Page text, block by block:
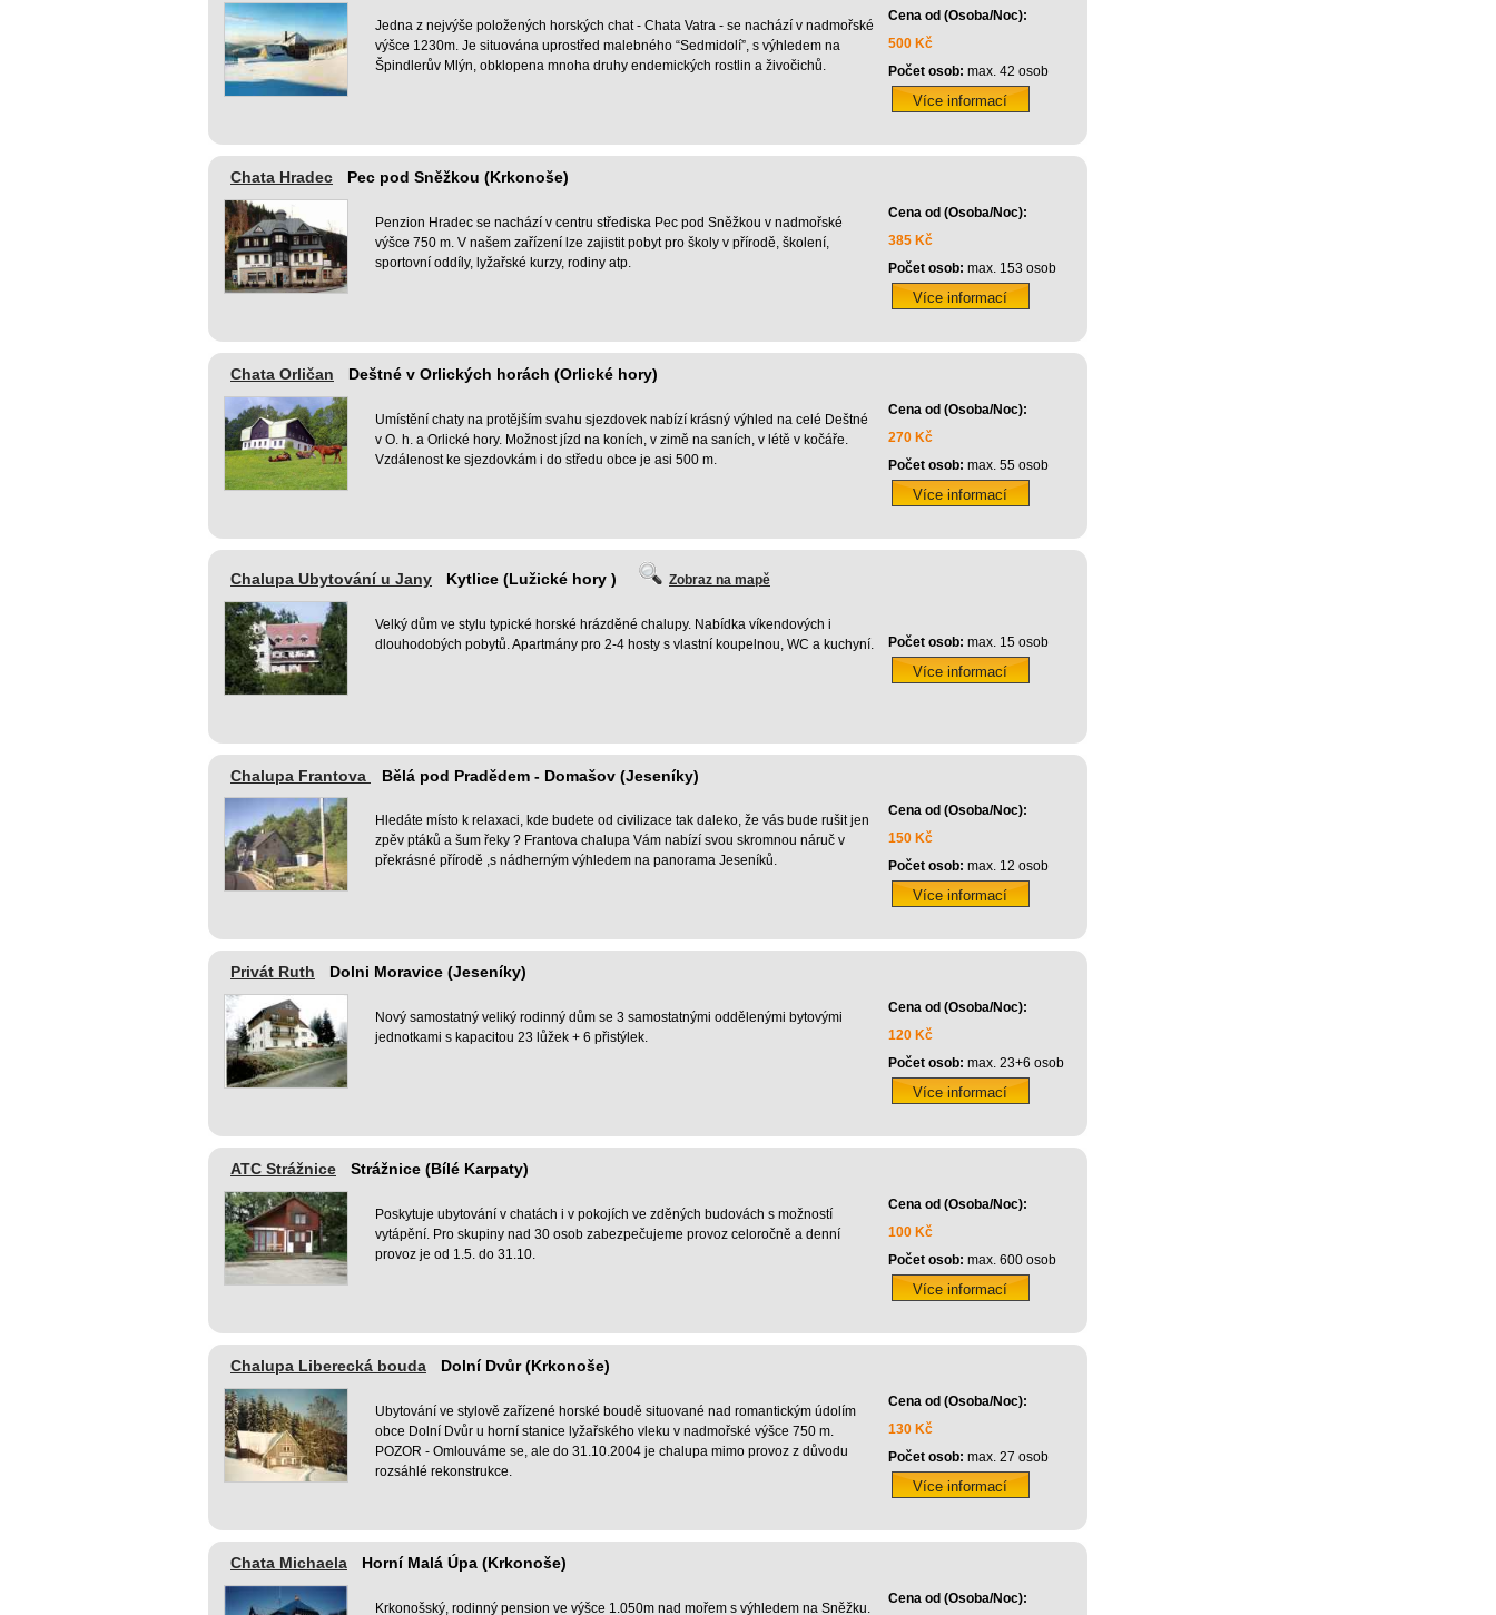
Jedna z nejvýše položených horských chat - Chata Vatra - se nachází v nadmořské
výšce 1230m. Je situována uprostřed malebného “Sedmidolí”, s výhledem na
Špindlerův Mlýn, obklopena mnoha druhy endemických rostlin a živočichů.
Cena od (Osoba/Noc):
500 Kč
Počet osob: max. 42 osob
Chata Hradec Pec pod Sněžkou (Krkonoše)
Penzion Hradec se nachází v centru střediska Pec pod Sněžkou v nadmořské
výšce 750 m. V našem zařízení lze zajistit pobyt pro školy v přírodě, školení,
sportovní oddíly, lyžařské kurzy, rodiny atp.
Cena od (Osoba/Noc):
385 Kč
Počet osob: max. 153 osob
Chata Orličan Deštné v Orlických horách (Orlické hory)
Umístění chaty na protějším svahu sjezdovek nabízí krásný výhled na celé Deštné
v O. h. a Orlické hory. Možnost jízd na koních, v zimě na saních, v létě v kočáře.
Vzdálenost ke sjezdovkám i do středu obce je asi 500 m.
Cena od (Osoba/Noc):
270 Kč
Počet osob: max. 55 osob
Chalupa Ubytování u Jany Kytlice (Lužické hory ) Zobraz na mapě
Velký dům ve stylu typické horské hrázděné chalupy. Nabídka víkendových i
dlouhodobých pobytů. Apartmány pro 2-4 hosty s vlastní koupelnou, WC a kuchyní.
Počet osob: max. 15 osob
Chalupa Frantova Bělá pod Pradědem - Domašov (Jeseníky)
Hledáte místo k relaxaci, kde budete od civilizace tak daleko, že vás bude rušit jen
zpěv ptáků a šum řeky ? Frantova chalupa Vám nabízí svou skromnou náruč v
překrásné přírodě ,s nádherným výhledem na panorama Jeseníků.
Cena od (Osoba/Noc):
150 Kč
Počet osob: max. 12 osob
Privát Ruth Dolni Moravice (Jeseníky)
Nový samostatný veliký rodinný dům se 3 samostatnými oddělenými bytovými
jednotkami s kapacitou 23 lůžek + 6 přistýlek.
Cena od (Osoba/Noc):
120 Kč
Počet osob: max. 23+6 osob
ATC Strážnice Strážnice (Bílé Karpaty)
Poskytuje ubytování v chatách i v pokojích ve zděných budovách s možností
vytápění. Pro skupiny nad 30 osob zabezpečujeme provoz celoročně a denní
provoz je od 1.5. do 31.10.
Cena od (Osoba/Noc):
100 Kč
Počet osob: max. 600 osob
Chalupa Liberecká bouda Dolní Dvůr (Krkonoše)
Ubytování ve stylově zařízené horské boudě situované nad romantickým údolím
obce Dolní Dvůr u horní stanice lyžařského vleku v nadmořské výšce 750 m.
POZOR - Omlouváme se, ale do 31.10.2004 je chalupa mimo provoz z důvodu
rozsáhlé rekonstrukce.
Cena od (Osoba/Noc):
130 Kč
Počet osob: max. 27 osob
Chata Michaela Horní Malá Úpa (Krkonoše)
Krkonošský, rodinný pension ve výšce 1.050m nad mořem s výhledem na Sněžku.
Cena od (Osoba/Noc):